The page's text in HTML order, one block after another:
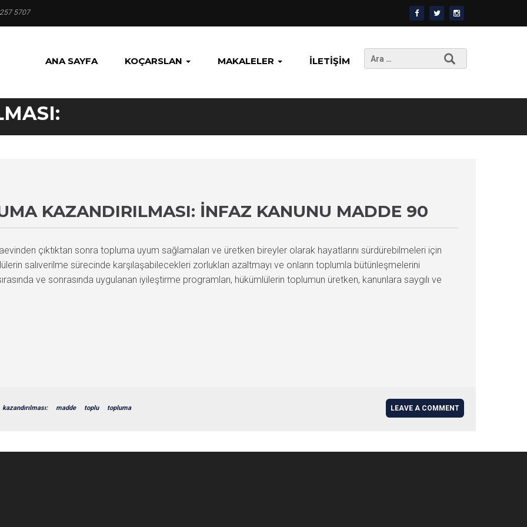
5707
ANA SAYFA KOÇARSLAN MAKALELER İLETIŞIM
Arama:
KAZANDIRILMASI: İNFAZ KANUNU MADDE 90
çıktıktan sonra topluma uyum sağlamaları ve üretken bireyler olarak hayatlarını sürdürebilmeleri için
salıverilme sürecinde karşılaşabilecekleri zorlukları azaltmayı ve onların toplumla bütünleşmelerini
ve sonrasında uygulanan iyileştirme programları, hükümlülerin toplumun üretken, kanunlara saygılı ve
kazandırılması: madde toplu topluma LEAVE A COMMENT